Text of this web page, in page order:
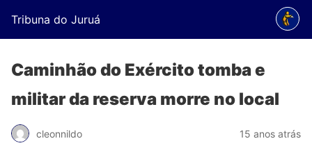
Tribuna do Juruá
Caminhão do Exército tomba e
militar da reserva morre no local
cleonnildo 15 anos atrás